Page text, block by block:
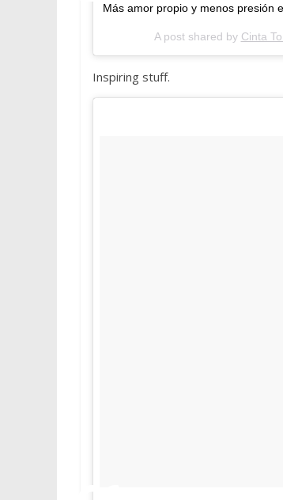
Más amor propio y menos presión
A post shared by Cinta
Inspiring stuff.